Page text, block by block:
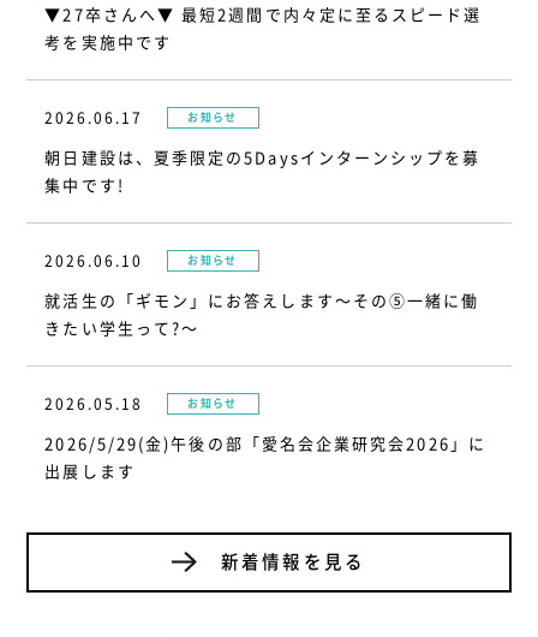
▼27卒さんへ▼ 最短2週間で内々定に至るスピード選
考を実施中です
2026.06.17 お知らせ
朝日建設は、夏季限定の5Daysインターンシップを募
集中です!
2026.06.10 お知らせ
就活生の「ギモン」にお答えします～その⑤一緒に働
きたい学生って?～
2026.05.18 お知らせ
2026/5/29(金)午後の部「愛名会企業研究会2026」に
出展します
新着情報を見る